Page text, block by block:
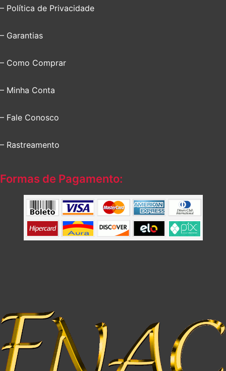
– Política de Privacidade
– Garantias
– Como Comprar
– Minha Conta
– Fale Conosco
– Rastreamento
Formas de Pagamento: